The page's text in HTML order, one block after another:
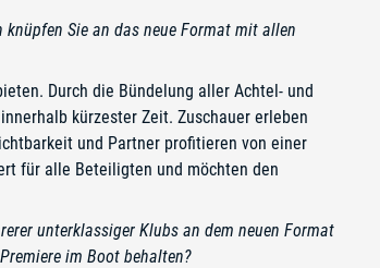
Sie an das neue Format mit allen
Durch die Bündelung aller Achtel- und
kürzester Zeit. Zuschauer erleben
und Partner profitieren von einer
für alle Beteiligten und möchten den
unterklassiger Klubs an dem neuen Format
im Boot behalten?